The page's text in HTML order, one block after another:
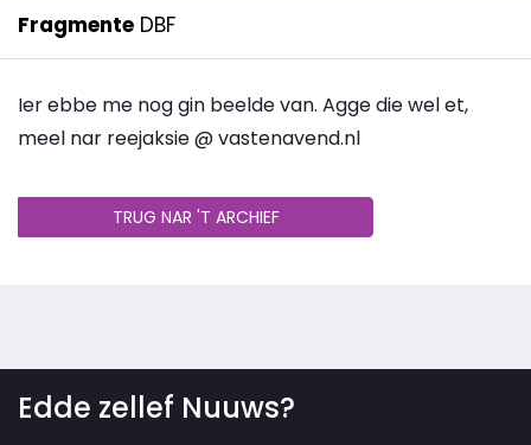
Fragmente DBF
Ier ebbe me nog gin beelde van. Agge die wel et,
meel nar reejaksie @ vastenavend.nl
TRUG NAR 'T ARCHIEF
Edde zellef Nuuws?